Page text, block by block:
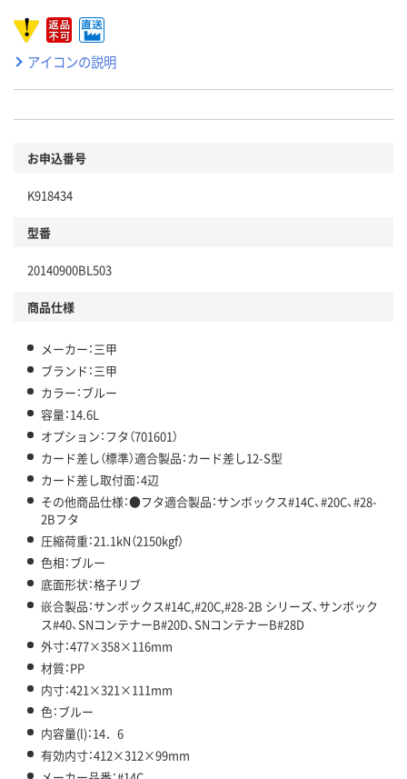
アイコンの説明
お申込番号
K918434
型番
20140900BL503
商品仕様
メーカー：三甲
ブランド：三甲
カラー：ブルー
容量：14.6L
オプション：フタ（701601）
カード差し（標準）適合製品：カード差し12-S型
カード差し取付面：4辺
その他商品仕様：●フタ適合製品：サンボックス#14C、#20C、#28-
2Bフタ
圧縮荷重：21.1kN（2150kgf）
色相：ブルー
底面形状：格子リブ
嵌合製品：サンボックス#14C,#20C,#28-2B シリーズ、サンボック
ス#40、SNコンテナーB#20D、SNコンテナーB#28D
外寸：477×358×116mm
材質：PP
内寸：421×321×111mm
色：ブルー
内容量(l)：14．6
有効内寸：412×312×99mm